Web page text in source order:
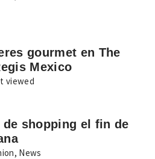
gourmet en The
Mexico
viewed
de shopping el fin de
, News